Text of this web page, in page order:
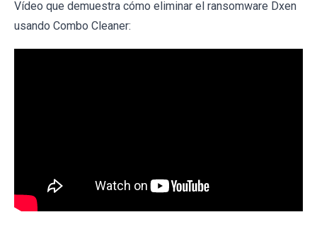
Vídeo que demuestra cómo eliminar el ransomware Dxen
usando Combo Cleaner: